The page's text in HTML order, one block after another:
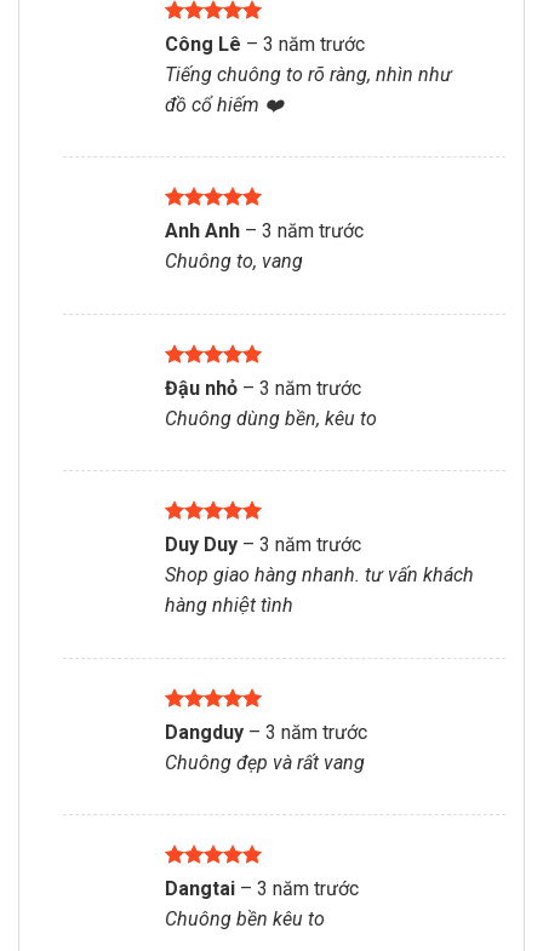
Được xếp
hạng5
sao
Công Lê – 3 năm trước
Tiếng chuông to rõ ràng, nhìn như
đồ cổ hiếm ❤️
Được xếp
sao
Anh Anh – 3 năm trước
Chuông to, vang
Được xếp
hạng
5
sao
Đậu nhỏ – 3 năm trước
Chuông dùng bền, kêu to
Được xếp
hạng
5
sao
Duy Duy – 3 năm trước
Shop giao hàng nhanh. tư vấn khách
hàng nhiệt tình
Được xếp
hạng55
sao
Dangduy – 3 năm trước
Chuông đẹp và rất vang
Được xếp
hạng
sao
Dangtai – 3 năm trước
Chuông bền kêu to